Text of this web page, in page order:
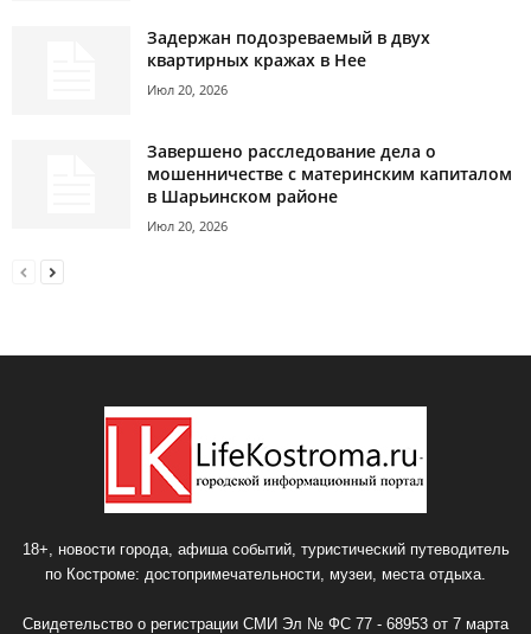
Задержан подозреваемый в двух
квартирных кражах в Нее
Июл 20, 2026
Завершено расследование дела о
мошенничестве с материнским капиталом
в Шарьинском районе
Июл 20, 2026
18+, новости города, афиша событий, туристический путеводитель
по Костроме: достопримечательности, музеи, места отдыха.
Свидетельство о регистрации СМИ Эл № ФС 77 - 68953 от 7 марта